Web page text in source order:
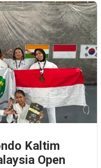
Kaltim
Open